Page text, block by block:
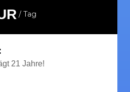
/ Tag
21 Jahre!